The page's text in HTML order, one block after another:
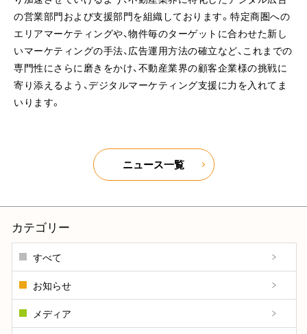
の営業部門および支援部門を組織しております。特定商圏への
エリアマーケティングや、物件毎のターゲットに合わせた新し
いマーケティングの手法、広告運用方法の確立など、これまでの
専門性にさらに磨きをかけ、不動産業界の顧客企業様の挑戦に
寄り添えるよう、デジタルマーケティング支援に力を入れてま
いります。
ニュース一覧
カテゴリー
すべて
お知らせ
メディア